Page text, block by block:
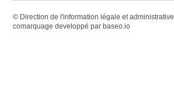
© Direction de l'information légale et administrative
comarquage developpé parbaseo.io